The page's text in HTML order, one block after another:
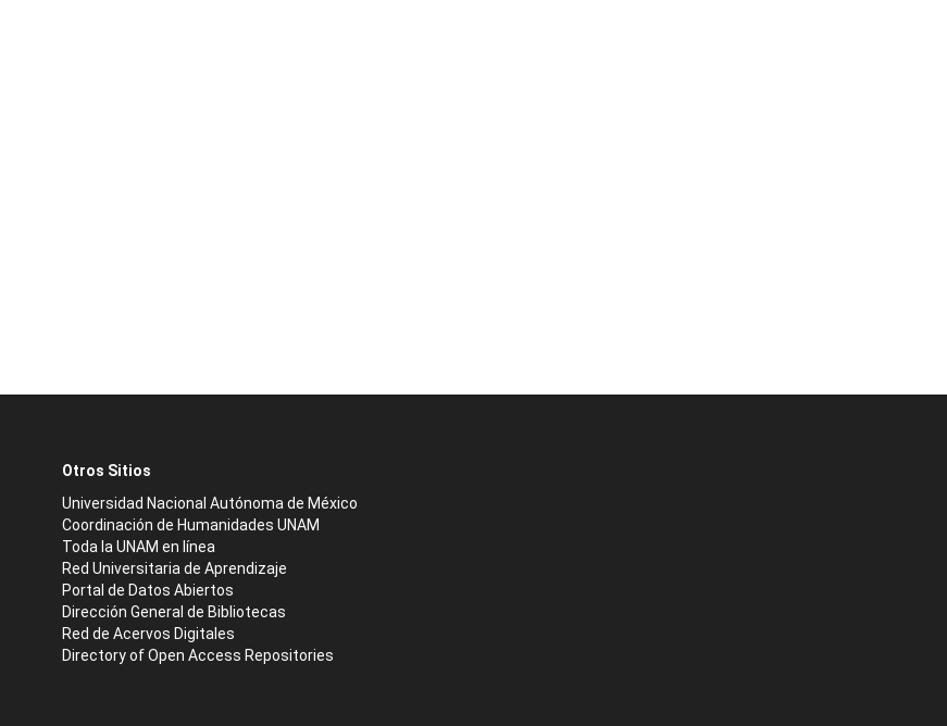
Otros Sitios
Universidad Nacional Autónoma de México
Coordinación de Humanidades UNAM
Toda la UNAM en línea
Red Universitaria de Aprendizaje
Portal de Datos Abiertos
Dirección General de Bibliotecas
Red de Acervos Digitales
Directory of Open Access Repositories